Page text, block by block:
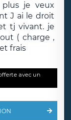
je veux
J ai le droit
tj vivant. je
( charge ,
frais
avec un